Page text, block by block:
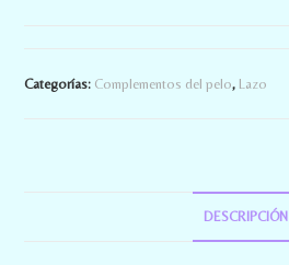
Categorías: Complementos del pelo, Lazo
DESCRIPCIÓN